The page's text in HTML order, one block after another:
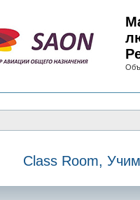
Class Room,